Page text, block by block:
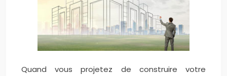
Quand vous projetez de construire votre